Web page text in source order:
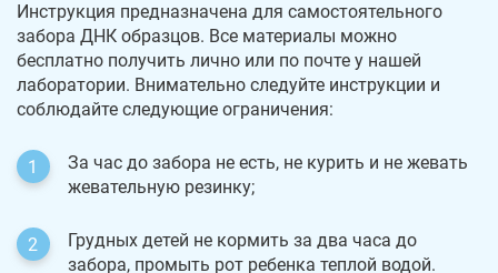
Инструкция предназначена для самостоятельного
забора ДНК образцов. Все материалы можно
бесплатно получить лично или по почте у нашей
лаборатории. Внимательно следуйте инструкции и
соблюдайте следующие ограничения:
За час до забора не есть, не курить и не жевать
жевательную резинку;
Грудных детей не кормить за два часа до
забора, промыть рот ребенка теплой водой.